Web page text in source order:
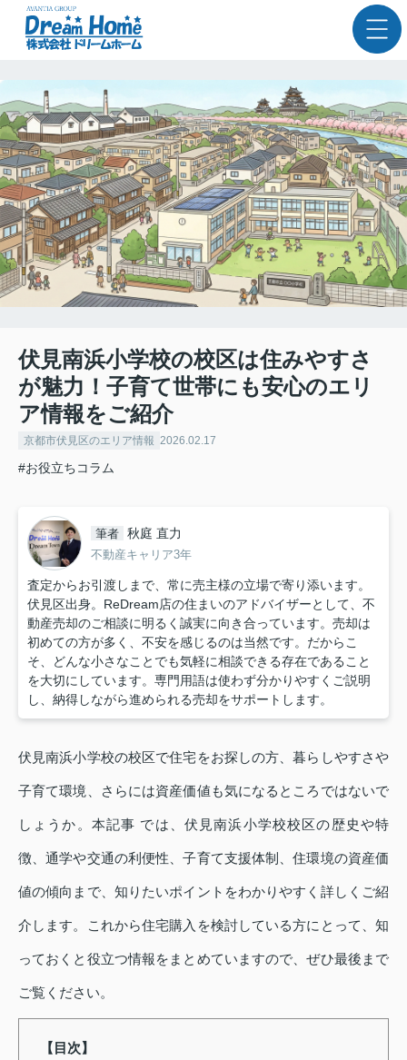
伏見南浜小学校の校区は住みやすさ
が魅力！子育て世帯にも安心のエリ
ア情報をご紹介
京都市伏見区のエリア情報 2026.02.17
#お役立ちコラム
筆者 秋庭 直力
不動産キャリア3年
査定からお引渡しまで、常に売主様の立場で寄り添います。
伏見区出身。ReDream店の住まいのアドバイザーとして、不
動産売却のご相談に明るく誠実に向き合っています。売却は
初めての方が多く、不安を感じるのは当然です。だからこ
そ、どんな小さなことでも気軽に相談できる存在であること
を大切にしています。専門用語は使わず分かりやすくご説明
し、納得しながら進められる売却をサポートします。
伏見南浜小学校の校区で住宅をお探しの方、暮らしやすさや
子育て環境、さらには資産価値も気になるところではないで
しょうか。本記事 では、伏見南浜小学校校区の歴史や特
徴、通学や交通の利便性、子育て支援体制、住環境の資産価
値の傾向まで、知りたいポイントをわかりやすく詳しくご紹
介します。これから住宅購入を検討している方にとって、知
っておくと役立つ情報をまとめていますので、ぜひ最後まで
ご覧ください。
【目次】